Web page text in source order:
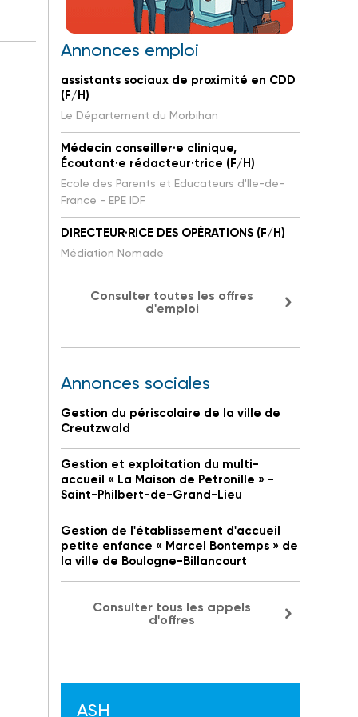
Annonces emploi
assistants sociaux de proximité en CDD
(F/H)
Le Département du Morbihan
Médecin conseiller·e clinique,
Écoutant·e rédacteur·trice (F/H)
Ecole des Parents et Educateurs d'Ile-de-
France - EPE IDF
DIRECTEUR·RICE DES OPÉRATIONS (F/H)
Médiation Nomade
Consulter toutes les offres
d'emploi
Annonces sociales
Gestion du périscolaire de la ville de
Creutzwald
Gestion et exploitation du multi-
accueil « La Maison de Petronille » -
Saint-Philbert-de-Grand-Lieu
Gestion de l'établissement d'accueil
petite enfance « Marcel Bontemps » de
la ville de Boulogne-Billancourt
Consulter tous les appels
d'offres
ASH